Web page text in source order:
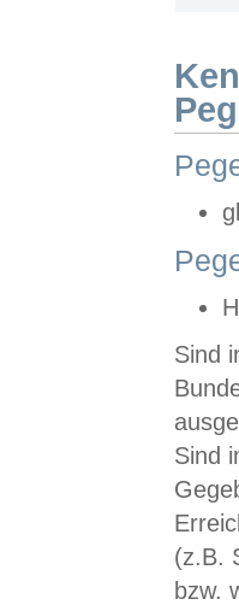
Sind
Sind
(z.B.
bzw.